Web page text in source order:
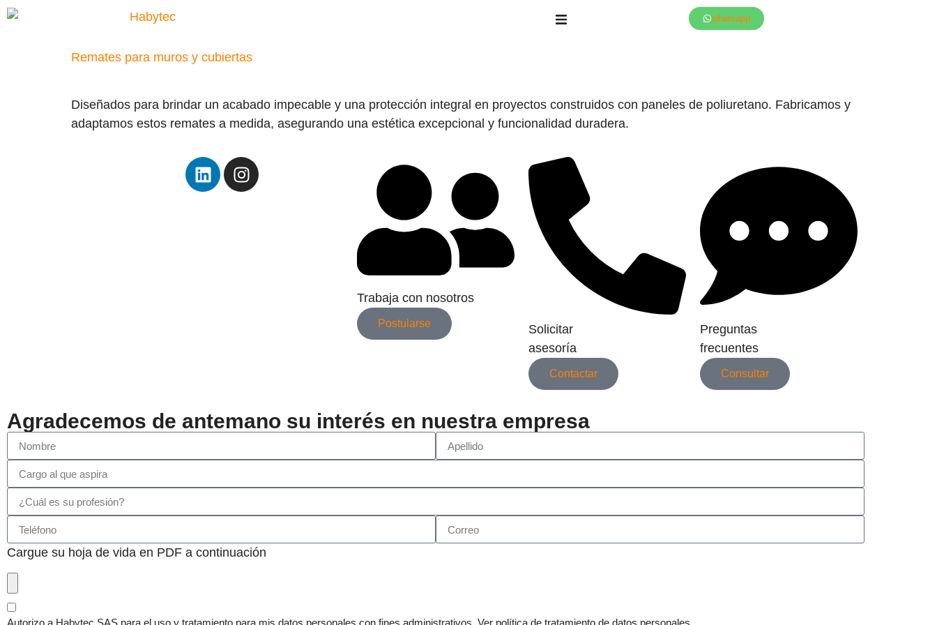
Compañía
whatsapp
Remates para muros y cubiertas
Diseñados para brindar un acabado impecable y una protección integral en proyectos construidos con paneles de poliuretano. Fabricamos y
adaptamos estos remates a medida, asegurando una estética excepcional y funcionalidad duradera.
Trabaja con nosotros
Postularse
Solicitar
asesoría
Contactar
Preguntas
frecuentes
Consultar
Agradecemos de antemano su interés en nuestra empresa
Cargue su hoja de vida en PDF a continuación
Autorizo a Habytec SAS para el uso y tratamiento para mis datos personales con fines administrativos. Ver política de tratamiento de datos personales.